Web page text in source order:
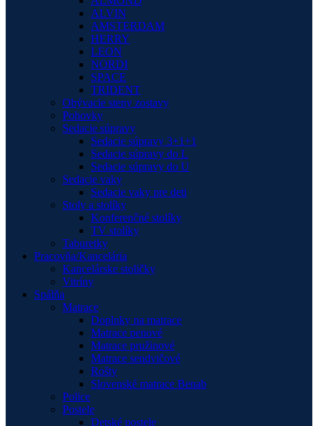
ALVIN
AMSTERDAM
HERRY
LEON
NORDI
SPACE
TRIDENT
Obývacie steny zostavy
Pohovky
Sedacie súpravy
Sedacie súpravy 3+1+1
Sedacie súpravy do L
Sedacie súpravy do U
Sedacie vaky
Sedacie vaky pre deti
Stoly a stolíky
Konferenčné stolíky
TV stolíky
Taburetky
Pracovňa/Kancelária
Kancelárske stoličky
Vitríny
Spálňa
Matrace
Doplnky na matrace
Matrace penové
Matrace pružinové
Matrace sendvičové
Rošty
Slovenské matrace Benab
Police
Postele
Detské postele